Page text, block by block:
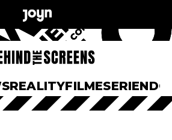
REALITYFILMESERIEN